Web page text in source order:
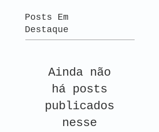
Posts Em
Destaque
Ainda não
há posts
publicados
nesse